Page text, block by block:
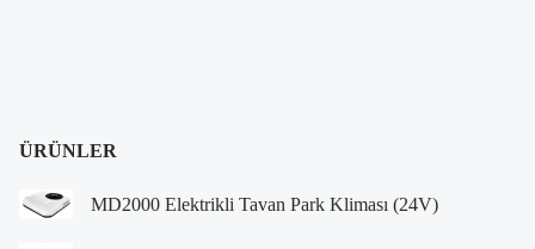
ÜRÜNLER
MD2000 Elektrikli Tavan Park Kliması (24V)